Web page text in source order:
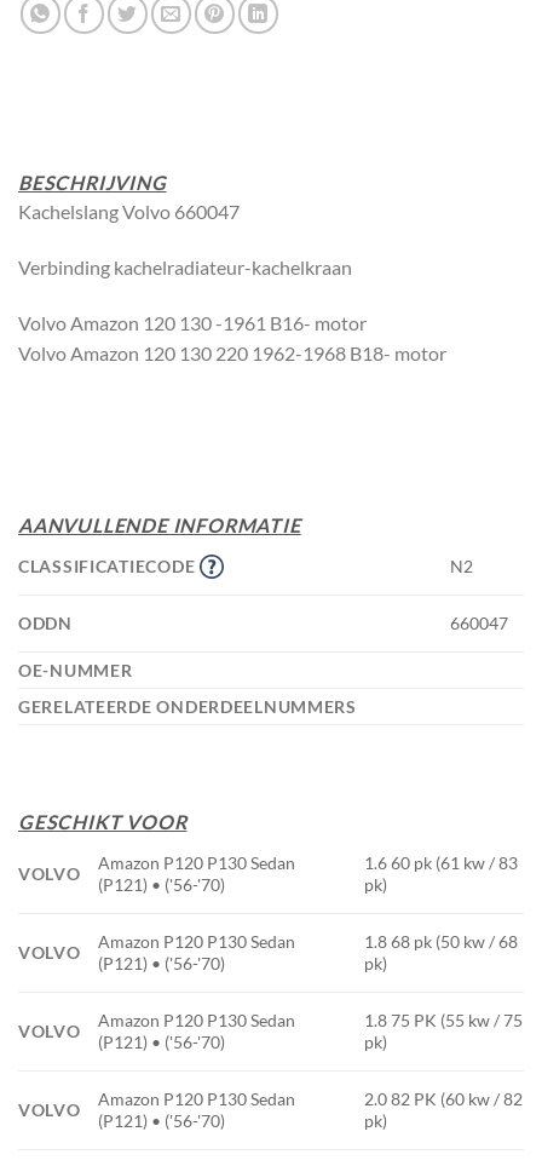
BESCHRIJVING
Kachelslang Volvo 660047
Verbinding kachelradiateur-kachelkraan
Volvo Amazon 120 130 -1961 B16- motor
Volvo Amazon 120 130 220 1962-1968 B18- motor
AANVULLENDE INFORMATIE
CLASSIFICATIECODE N2
ODDN 660047
OE-NUMMER
GERELATEERDE ONDERDEELNUMMERS
GESCHIKT VOOR
VOLVO
Amazon P120 P130 Sedan
(P121) • ('56-'70)
1.6 60 pk (61 kw / 83
pk)
VOLVO
Amazon P120 P130 Sedan
(P121) • ('56-'70)
1.8 68 pk (50 kw / 68
pk)
VOLVO
Amazon P120 P130 Sedan
(P121) • ('56-'70)
1.8 75 PK (55 kw / 75
pk)
VOLVO
Amazon P120 P130 Sedan
(P121) • ('56-'70)
2.0 82 PK (60 kw / 82
pk)